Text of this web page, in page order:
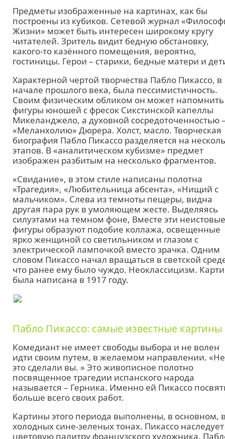
Предметы изображенные на картинах, как бы
построены из кубиков. Сетевой журнал
Жизни» может быть интересен широкому кругу
читателей. Зритель видит бедную обстановку,
какого-то казённого помещения, вероятно,
гостиницы. Герои – старики, бедные матери и
Характерной чертой творчества Пабло Пикассо, в
начале прошлого века, была пессимистичность.
Своим физическим обликом он может напомнить
фигуры юношей с фресок Сикстинской капеллы
Микеланджело, а духовной сосредоточенностью
«Меланхолию» Дюрера. Холст, масло. Творческая
биография Пабло Пикассо разделяется на
этапов. В «аналитическом кубизме» предмет
изображен разбитым на несколько фрагментов.
«Свидание», в этом стиле написаны полотна
«Трагедия», «Любительница абсента», «Нищий с
мальчиком». Слева из темноты пещеры, видна
другая пара рук в умоляющем жесте. Выделяясь
силуэтами на темном фоне, Вместе эти неистовые
фигуры образуют подобие коллажа, освещенные
ярко женщиной со светильником и глазом с
электрической лампочкой вместо зрачка. Одним
словом Пикассо начал вращаться в светской
что ранее ему было чуждо. Неоклассицизм.
была написана в 1917 году.
Пабло Пикассо: самые известные картины
Комедиант не имеет свободы выбора и не волен
идти своим путем, в желаемом направлении.
это сделали вы. » Это живописное полотно
посвященное трагедии испанского народа
называется – Герника. Именно ей Пикассо
больше всего своих работ.
Картины этого периода выполнены, в основном,
холодных сине-зеленых тонах. Пикассо наследует
цветовую палитру французского художника.